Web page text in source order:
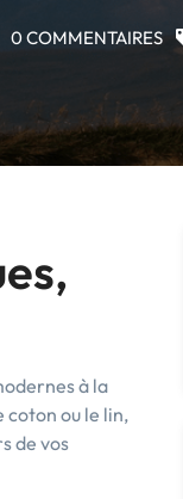
0 COMMENTAIRES
à la
coton ou le lin,
de vos